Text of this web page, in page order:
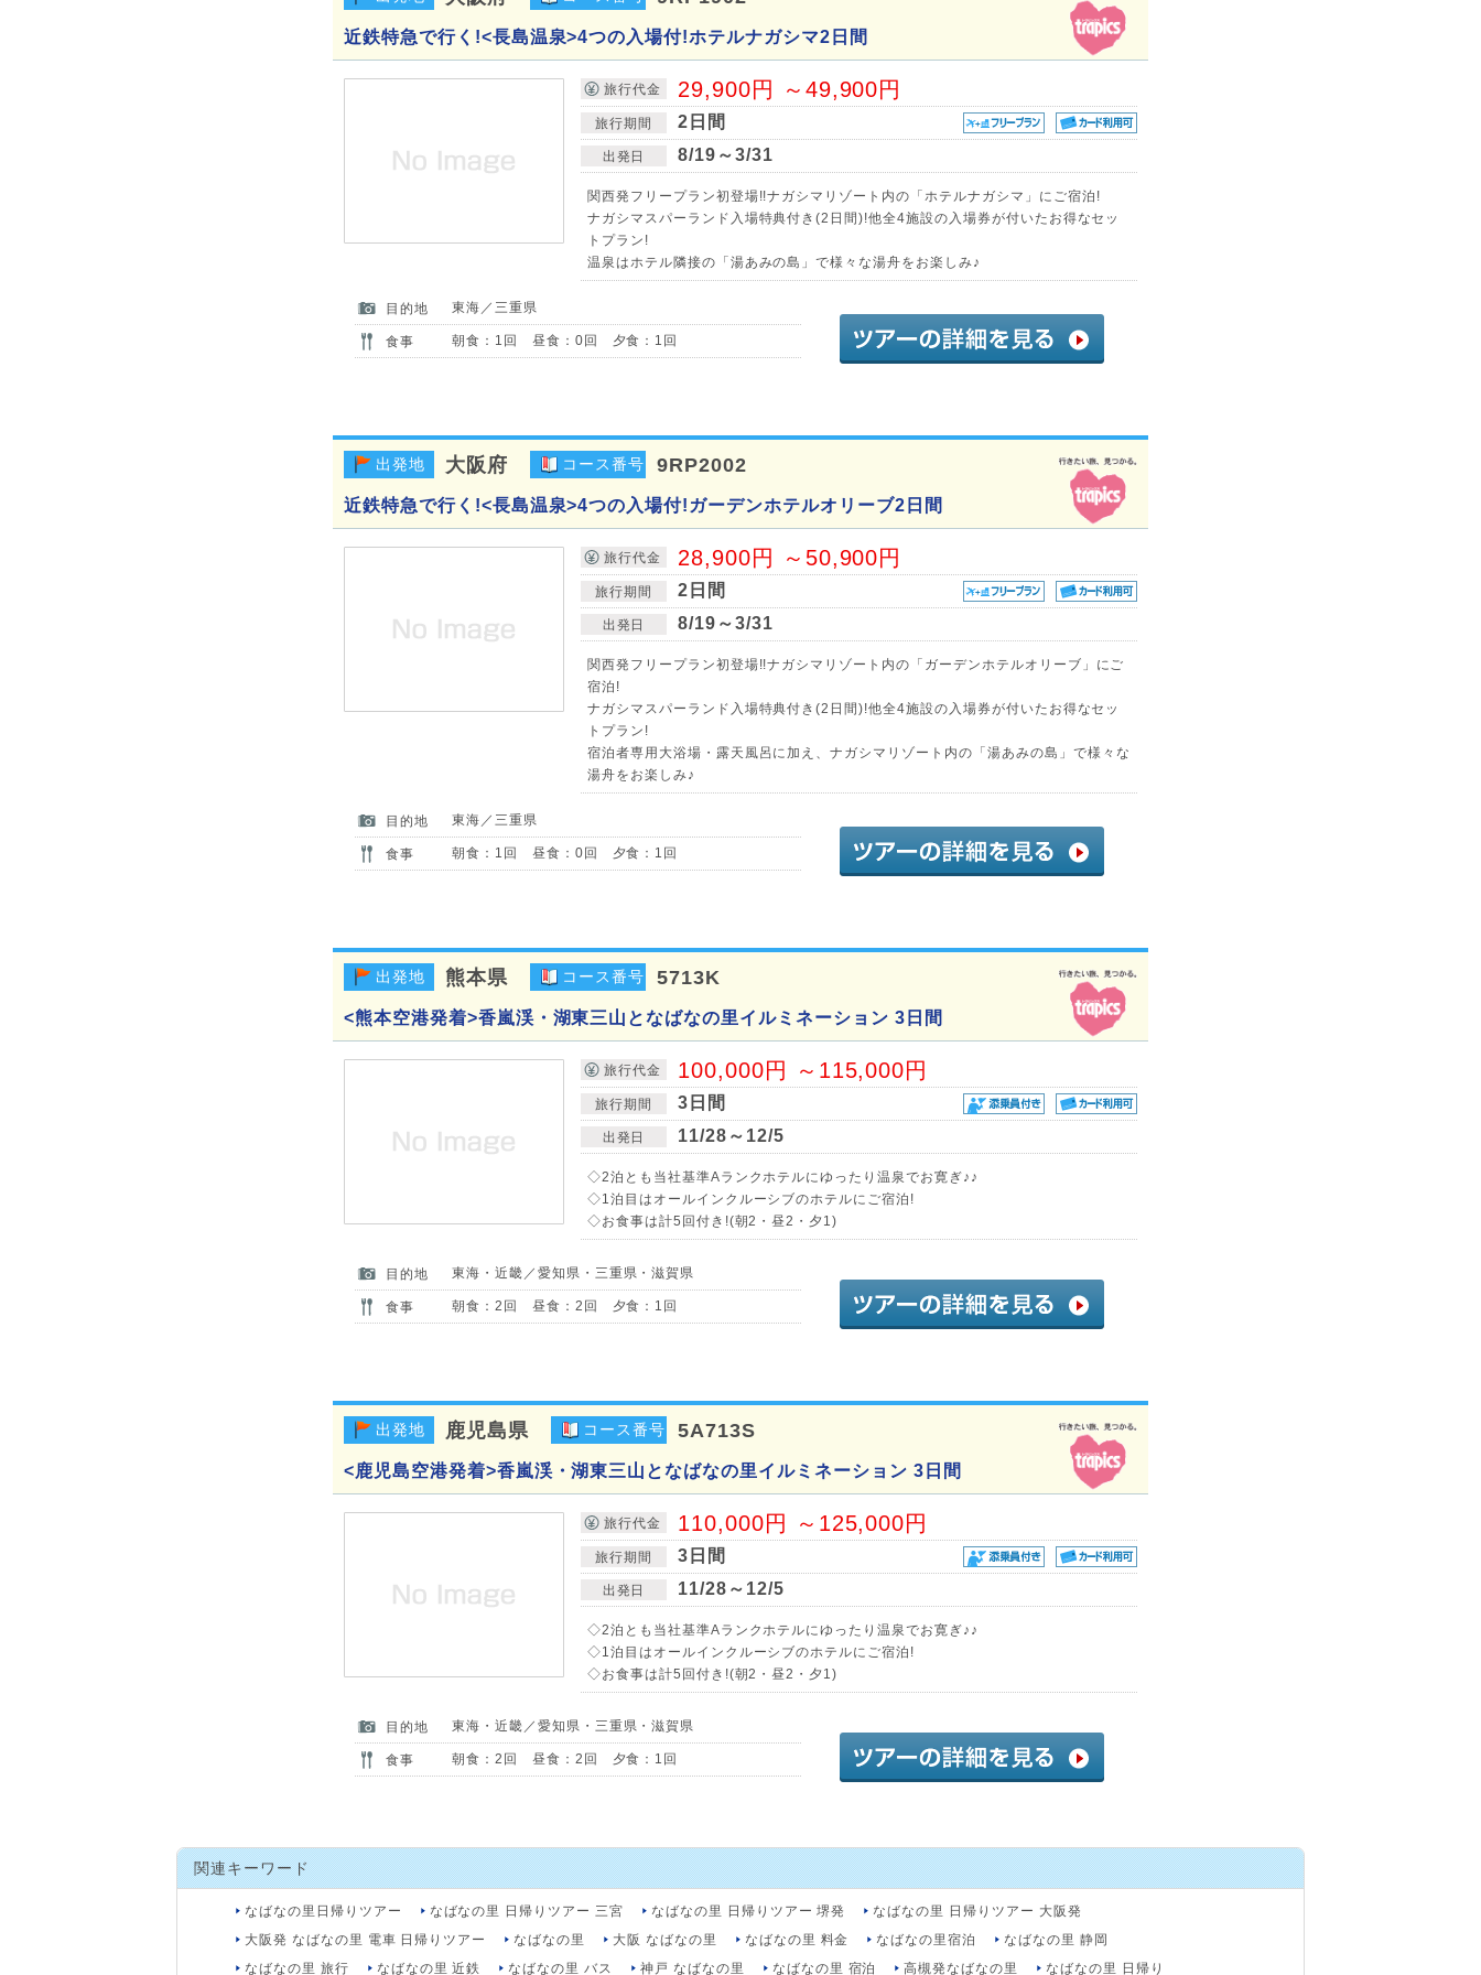
近鉄特急で行く!<長島温泉>4つの入場付!ホテルナガシマ2日間
旅行代金 29,900円 ～49,900円
旅行期間 2日間
出発日 8/19～3/31
関西発フリープラン初登場!!ナガシマリゾート内の「ホテルナガシマ」にご宿泊!
ナガシマスパーランド入場特典付き(2日間)!他全4施設の入場券が付いたお得なセッ
トプラン!
温泉はホテル隣接の「湯あみの島」で様々な湯舟をお楽しみ♪
目的地 東海／三重県
食事 朝食：1回 昼食：0回 夕食：1回
出発地 大阪府 コース番号 9RP2002
近鉄特急で行く!<長島温泉>4つの入場付!ガーデンホテルオリーブ2日間
旅行代金 28,900円 ～50,900円
旅行期間 2日間
出発日 8/19～3/31
関西発フリープラン初登場!!ナガシマリゾート内の「ガーデンホテルオリーブ」にご
宿泊!
ナガシマスパーランド入場特典付き(2日間)!他全4施設の入場券が付いたお得なセッ
トプラン!
宿泊者専用大浴場・露天風呂に加え、ナガシマリゾート内の「湯あみの島」で様々な
湯舟をお楽しみ♪
目的地 東海／三重県
食事 朝食：1回 昼食：0回 夕食：1回
出発地 熊本県 コース番号 5713K
<熊本空港発着>香嵐渓・湖東三山となばなの里イルミネーション 3日間
旅行代金 100,000円 ～115,000円
旅行期間 3日間
出発日 11/28～12/5
◇2泊とも当社基準Aランクホテルにゆったり温泉でお寛ぎ♪♪
◇1泊目はオールインクルーシブのホテルにご宿泊!
◇お食事は計5回付き!(朝2・昼2・夕1)
目的地 東海・近畿／愛知県・三重県・滋賀県
食事 朝食：2回 昼食：2回 夕食：1回
出発地 鹿児島県 コース番号 5A713S
<鹿児島空港発着>香嵐渓・湖東三山となばなの里イルミネーション 3日間
旅行代金 110,000円 ～125,000円
旅行期間 3日間
出発日 11/28～12/5
◇2泊とも当社基準Aランクホテルにゆったり温泉でお寛ぎ♪♪
◇1泊目はオールインクルーシブのホテルにご宿泊!
◇お食事は計5回付き!(朝2・昼2・夕1)
目的地 東海・近畿／愛知県・三重県・滋賀県
食事 朝食：2回 昼食：2回 夕食：1回
関連キーワード
なばなの里日帰りツアー なばなの里 日帰りツアー 三宮 なばなの里 日帰りツアー 堺発
なばなの里 日帰りツアー 大阪発
大阪発 なばなの里 電車 日帰りツアー
なばなの里 大阪 なばなの里 なばなの里 料金 なばなの里宿泊
なばなの里 静岡
なばなの里 旅行
なばなの里 近鉄 なばなの里 バス 神戸 なばなの里 なばなの里 宿泊 高槻発なばなの里
なばなの里 日帰り